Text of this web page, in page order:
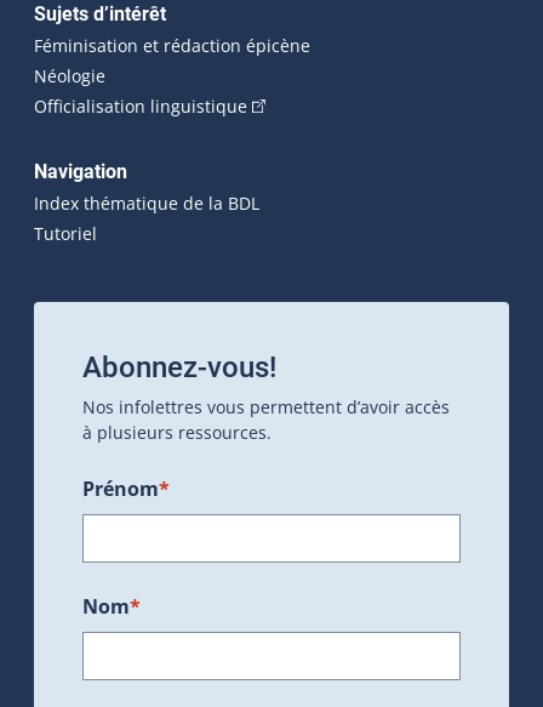
Sujets d’intérêt
Féminisation et rédaction épicène
Néologie
Officialisation linguistique(Cet hyperlien externe s'ouvrira
Navigation
Index thématique de la BDL
Tutoriel
Abonnez-vous!
Nos infolettres vous permettent d’avoir accès
à plusieurs ressources.
Prénom*
Nom*